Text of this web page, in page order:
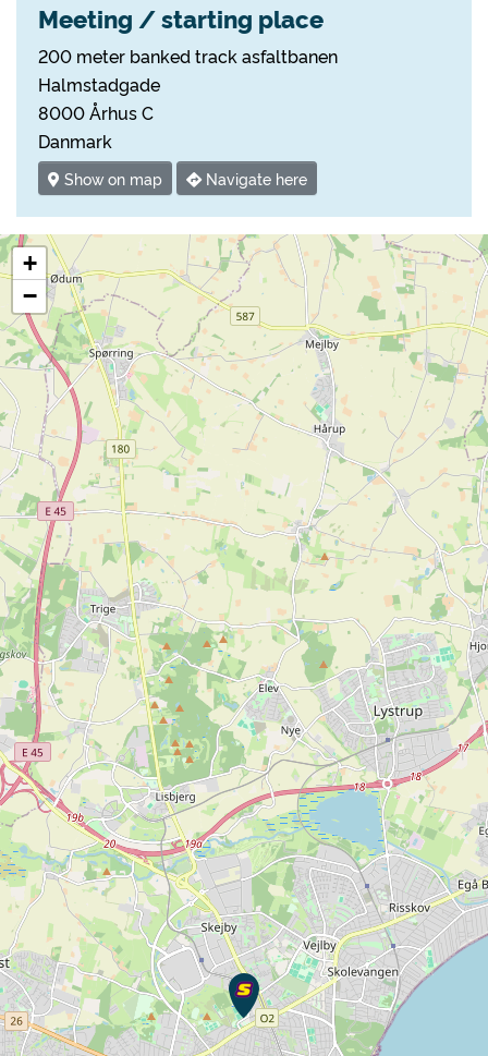
Meeting / starting place
200 meter banked track asfaltbanen
Halmstadgade
8000 Århus C
Danmark
Show on map Navigate here
+
−